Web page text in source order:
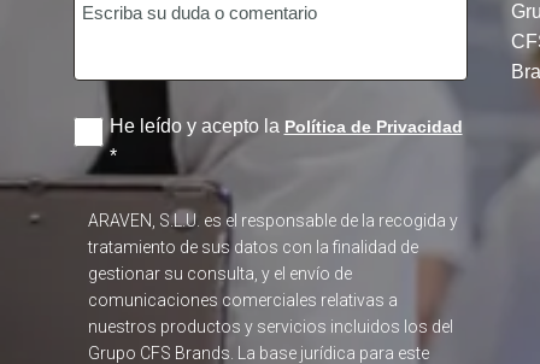
He leído y acepto la Política de Privacidad
*
ARAVEN, S.L.U. es el responsable de la recogida y
tratamiento de sus datos con la finalidad de
gestionar su consulta, y el envío de
comunicaciones comerciales relativas a
nuestros productos y servicios incluidos los del
Grupo CFS Brands. La base jurídica para este